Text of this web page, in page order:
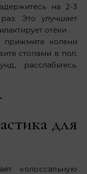
на 2-3
Это улучшает
отёки .
прижмите колени
стопами в пол.
расслабьтесь.
для
колоссальную